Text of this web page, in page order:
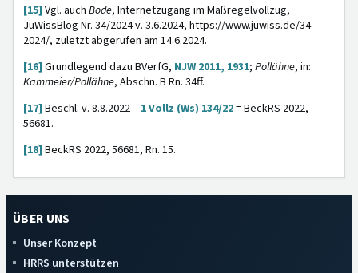
[15] Vgl. auch Bode, Internetzugang im Maßregelvollzug,
JuWissBlog Nr. 34/2024 v. 3.6.2024, https://www.juwiss.de/34-
2024/, zuletzt abgerufen am 14.6.2024.
[16] Grundlegend dazu BVerfG, NJW 2011, 1931; Pollähne, in:
Kammeier/Pollähne, Abschn. B Rn. 34ff.
[17] Beschl. v. 8.8.2022 – 1 Vollz (Ws) 134/22= BeckRS 2022,
56681.
[18] BeckRS 2022, 56681, Rn. 15.
ÜBER UNS
Unser Konzept
HRRS unterstützen